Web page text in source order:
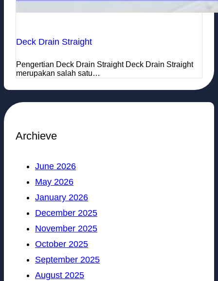
Deck Drain Straight
Pengertian Deck Drain Straight Deck Drain Straight
merupakan salah satu…
Archieve
June 2026
May 2026
January 2026
December 2025
November 2025
October 2025
September 2025
August 2025